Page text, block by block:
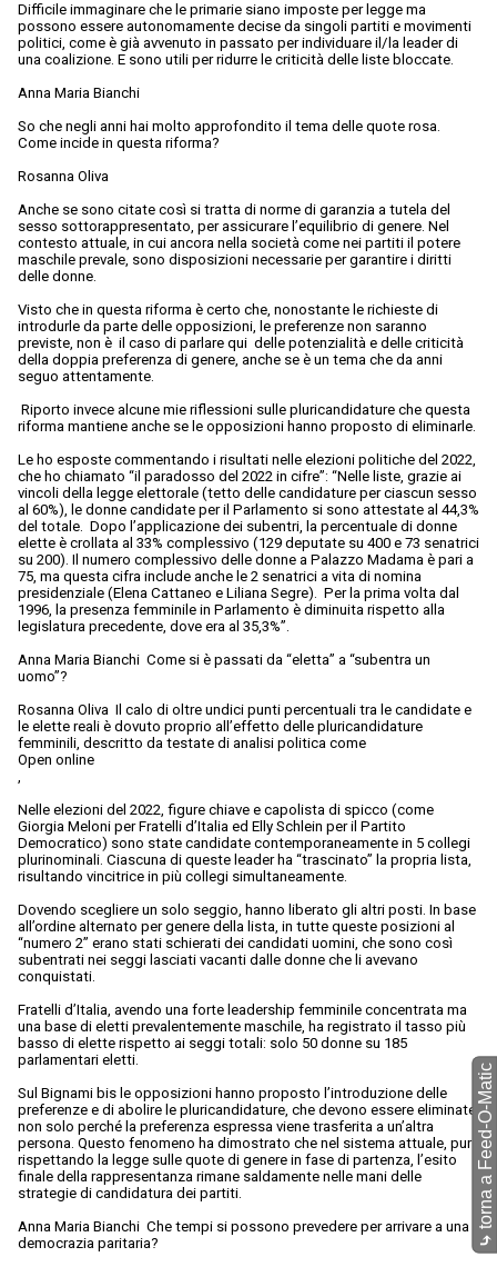
Difficile immaginare che le primarie siano imposte per legge ma
possono essere autonomamente decise da singoli partiti e movimenti
politici, come è già avvenuto in passato per individuare il/la leader di
una coalizione. E sono utili per ridurre le criticità delle liste bloccate.
Anna Maria Bianchi
So che negli anni hai molto approfondito il tema delle quote rosa.
Come incide in questa riforma?
Rosanna Oliva
Anche se sono citate così si tratta di norme di garanzia a tutela del
sesso sottorappresentato, per assicurare l’equilibrio di genere. Nel
contesto attuale, in cui ancora nella società come nei partiti il potere
maschile prevale, sono disposizioni necessarie per garantire i diritti
delle donne.
Visto che in questa riforma è certo che, nonostante le richieste di
introdurle da parte delle opposizioni, le preferenze non saranno
previste, non è il caso di parlare qui delle potenzialità e delle criticità
della doppia preferenza di genere, anche se è un tema che da anni
seguo attentamente.
Riporto invece alcune mie riflessioni sulle pluricandidature che questa
riforma mantiene anche se le opposizioni hanno proposto di eliminarle.
Le ho esposte commentando i risultati nelle elezioni politiche del 2022,
che ho chiamato “il paradosso del 2022 in cifre”: “Nelle liste, grazie ai
vincoli della legge elettorale (tetto delle candidature per ciascun sesso
al 60%), le donne candidate per il Parlamento si sono attestate al 44,3%
del totale. Dopo l’applicazione dei subentri, la percentuale di donne
elette è crollata al 33% complessivo (129 deputate su 400 e 73 senatrici
su 200). Il numero complessivo delle donne a Palazzo Madama è pari a
75, ma questa cifra include anche le 2 senatrici a vita di nomina
presidenziale (Elena Cattaneo e Liliana Segre). Per la prima volta dal
1996, la presenza femminile in Parlamento è diminuita rispetto alla
legislatura precedente, dove era al 35,3%”.
Anna Maria Bianchi Come si è passati da “eletta” a “subentra un
uomo”?
Rosanna Oliva Il calo di oltre undici punti percentuali tra le candidate e
le elette reali è dovuto proprio all’effetto delle pluricandidature
femminili, descritto da testate di analisi politica come
Open online
,
Nelle elezioni del 2022, figure chiave e capolista di spicco (come
Giorgia Meloni per Fratelli d’Italia ed Elly Schlein per il Partito
Democratico) sono state candidate contemporaneamente in 5 collegi
plurinominali. Ciascuna di queste leader ha “trascinato” la propria lista,
risultando vincitrice in più collegi simultaneamente.
Dovendo scegliere un solo seggio, hanno liberato gli altri posti. In base
all’ordine alternato per genere della lista, in tutte queste posizioni al
“numero 2” erano stati schierati dei candidati uomini, che sono così
subentrati nei seggi lasciati vacanti dalle donne che li avevano
conquistati.
Fratelli d’Italia, avendo una forte leadership femminile concentrata ma
una base di eletti prevalentemente maschile, ha registrato il tasso più
basso di elette rispetto ai seggi totali: solo 50 donne su 185
parlamentari eletti.
Sul Bignami bis le opposizioni hanno proposto l’introduzione delle
preferenze e di abolire le pluricandidature, che devono essere eliminate
non solo perché la preferenza espressa viene trasferita a un’altra
persona. Questo fenomeno ha dimostrato che nel sistema attuale, pur
rispettando la legge sulle quote di genere in fase di partenza, l’esito
finale della rappresentanza rimane saldamente nelle mani delle
strategie di candidatura dei partiti.
Anna Maria Bianchi Che tempi si possono prevedere per arrivare a una
democrazia paritaria?
⤷
torna a Feed-O-Matic